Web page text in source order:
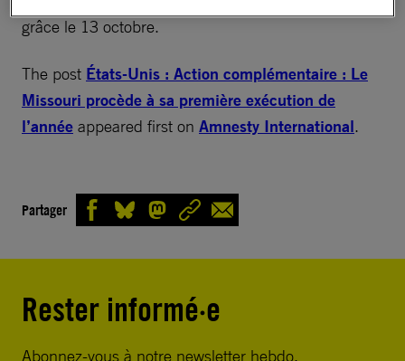
grâce le 13 octobre.
The post États-Unis : Action complémentaire : Le
Missouri procède à sa première exécution de
l’année appeared first on Amnesty International.
Partager
Rester informé·e
Abonnez-vous à notre newsletter hebdo.